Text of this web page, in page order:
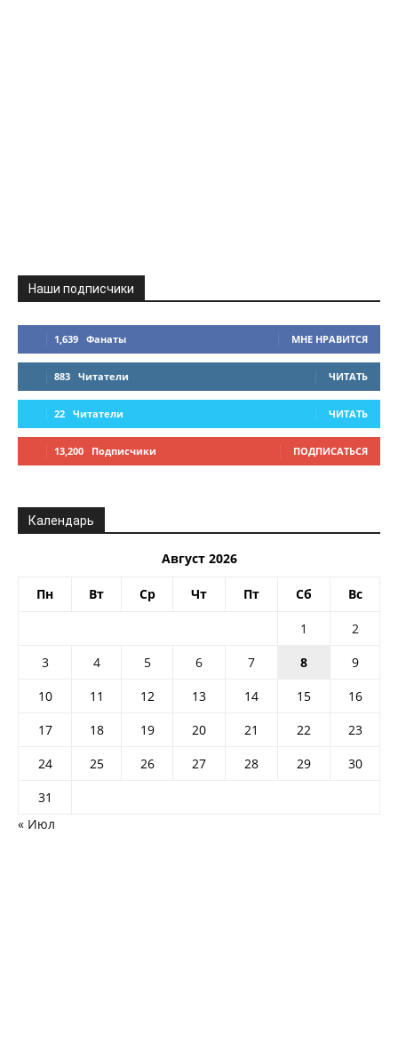
Наши подписчики
1,639 Фанаты МНЕ НРАВИТСЯ
883 Читатели ЧИТАТЬ
22 Читатели ЧИТАТЬ
13,200 Подписчики ПОДПИСАТЬСЯ
Календарь
Август 2026
Пн Вт Ср Чт Пт Сб Вс
1
2
3
4 5 6 7 8
9
10
11 12 13 14 15
16
17
18 19 20 21 22
23
24
25 26 27 28 29
30
31
« Июл